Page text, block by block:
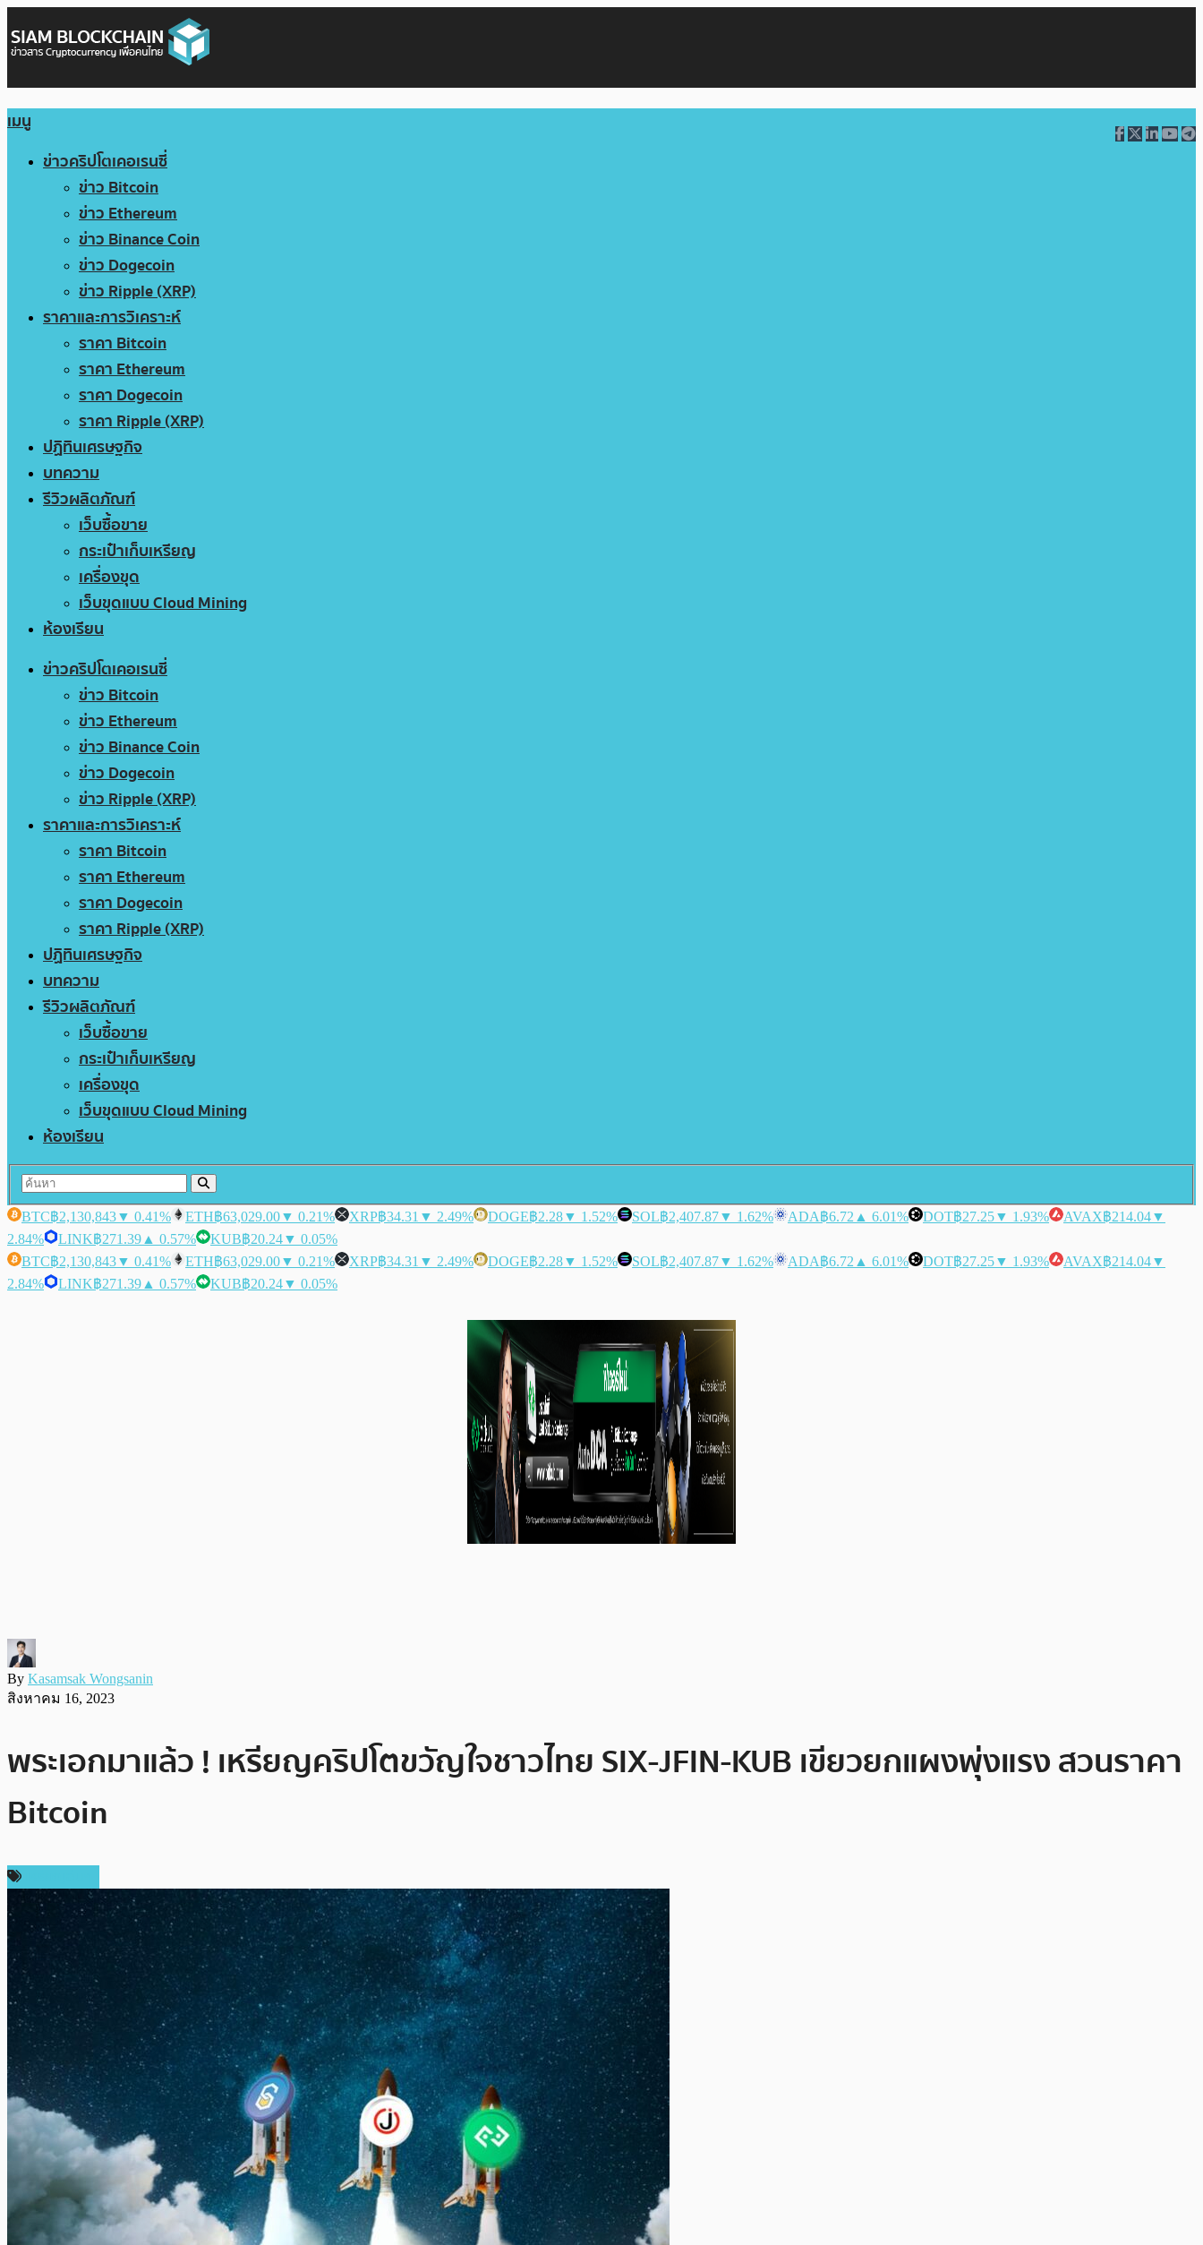
เมนู
ข่าวคริปโตเคอเรนซี่
ข่าว Bitcoin
ข่าว Ethereum
ข่าว Binance Coin
ข่าว Dogecoin
ข่าว Ripple (XRP)
ราคาและการวิเคราะห์
ราคา Bitcoin
ราคา Ethereum
ราคา Dogecoin
ราคา Ripple (XRP)
ปฏิทินเศรษฐกิจ
บทความ
รีวิวผลิตภัณฑ์
เว็บซื้อขาย
กระเป๋าเก็บเหรียญ
เครื่องขุด
เว็บขุดแบบ Cloud Mining
ห้องเรียน
ข่าวคริปโตเคอเรนซี่
ข่าว Bitcoin
ข่าว Ethereum
ข่าว Binance Coin
ข่าว Dogecoin
ข่าว Ripple (XRP)
ราคาและการวิเคราะห์
ราคา Bitcoin
ราคา Ethereum
ราคา Dogecoin
ราคา Ripple (XRP)
ปฏิทินเศรษฐกิจ
บทความ
รีวิวผลิตภัณฑ์
เว็บซื้อขาย
กระเป๋าเก็บเหรียญ
เครื่องขุด
เว็บขุดแบบ Cloud Mining
ห้องเรียน
BTC฿2,130,843▼ 0.41% ETH฿63,029.00▼ 0.21% XRP฿34.31 ▼ 2.49% DOGE฿2.28▼ 1.52% SOL฿2,407.87▼ 1.62% ADA฿6.72 ▲ 6.01% DOT฿27.25▼ 1.93% AVAX฿214.04▼
2.84%
LINK฿271.39 ▲ 0.57% KUB฿20.24▼ 0.05%
BTC฿2,130,843▼ 0.41% ETH฿63,029.00▼ 0.21% XRP฿34.31 ▼ 2.49% DOGE฿2.28▼ 1.52% SOL฿2,407.87▼ 1.62% ADA฿6.72 ▲ 6.01% DOT฿27.25▼ 1.93% AVAX฿214.04▼
2.84%
LINK฿271.39 ▲ 0.57% KUB฿20.24▼ 0.05%
By Kasamsak Wongsanin
สิงหาคม 16, 2023
พระเอกมาแล้ว ! เหรียญคริปโตขวัญใจชาวไทย SIX-JFIN-KUB เขียวยกแผงพุ่งแรง สวนราคา
Bitcoin